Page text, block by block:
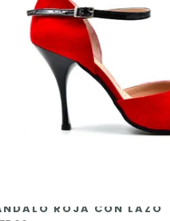
ROJA CON LAZO